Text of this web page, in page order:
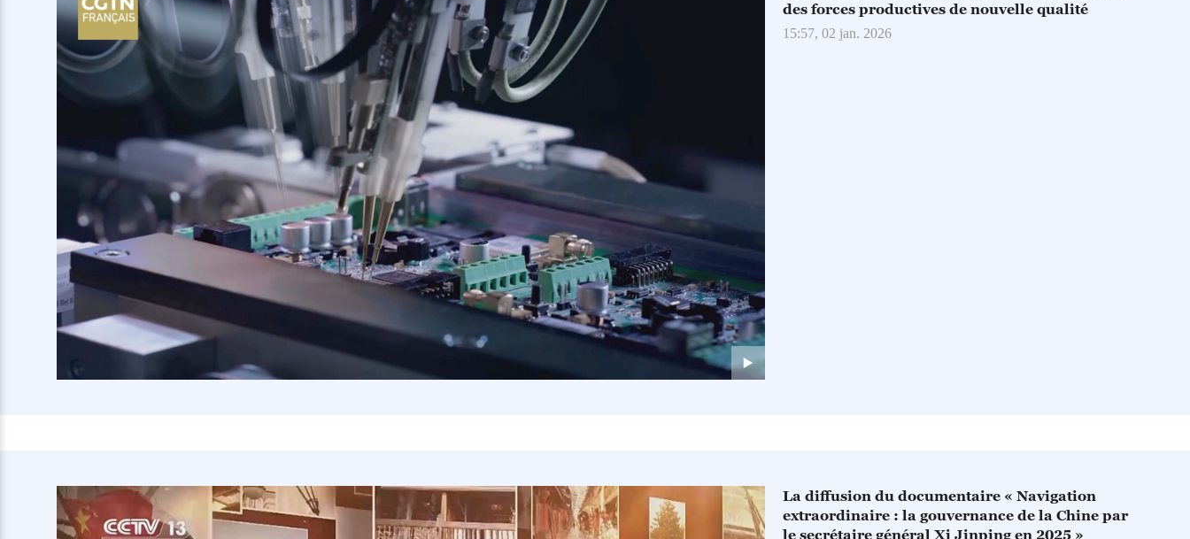
des forces productives de nouvelle qualité
15:57, 02 jan. 2026
La diffusion du documentaire « Navigation
extraordinaire : la gouvernance de la Chine par
le secrétaire général Xi Jinping en 2025 »